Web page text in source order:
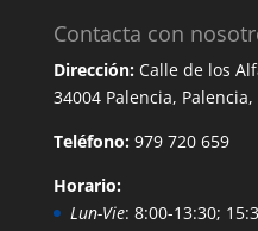
Contacta con
Dirección:Calle de los
34004 Palencia, Palencia,
Teléfono:979 720 659
Horario:
Lun-Vie: 8:00-13:30;